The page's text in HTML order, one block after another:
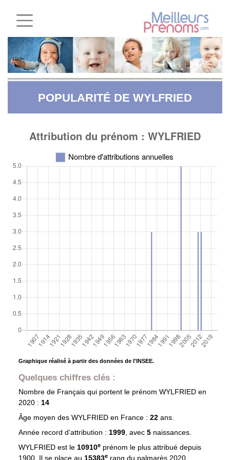
POPULARITÉ DE WYLFRIED
Graphique réalisé à partir des données de l'INSEE.
Quelques chiffres clés :
Nombre de Français qui portent le prénom WYLFRIED en
2020 : 14
Âge moyen des WYLFRIEDen France : 22 ans.
Année record d’attribution : 1999, avec 5 naissances.
WYLFRIED est le 10910eprénom le plus attribué depuis
1900. Il se place au 15383e rang du palmarès 2020.